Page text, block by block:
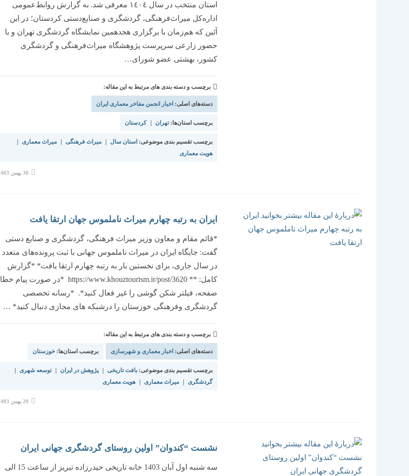
استان منتخب در سال ١٤٠٤ معرفی شد. به گزارش روابط‌عمومی
اداره‌کل میراث‌فرهنگی، گردشگری و صنایع‌دستی کردستان؛ در این
آئین که هم‌زمان با برگزاری هجدهمین نمایشگاه گردشگری تهران و با
حضور زارعی سرپرست پژوهشگاه میراث‌فرهنگی و گردشگری
کشور، بهشتی عضو شورای…
برچسب و دسته بندی های مرتبط به این مقاله:
دسته‌های اصلی: اخبار انجمن مفاخر معماری ایران
برچسب استان‌ها:تهران کردستان
برچسب تقسیم بندی موضوعی: استان سال میراث فرهنگی میراث معماری
هویت معماری
نوشته
منتشر
30 بهمن 1403
ایران به رتبه چهارم میراث ناملموس جهان ارتقا یافت
*قائم مقام و معاون وزیر میراث فرهنگی، گردشگری و صنایع دستی
گفت: جایگاه ایران در میراث ناملموس جهانی با ثبت پرونده‌های متعدد
در سال جاری، برای نخستین بار به رتبه چهارم ارتقا یافت* *گزارش
کامل: ** https://www.khouztourism.ir/post/3620 *در صورت پیام‌ خطا
صفحه، فیلتر شکن گوشی را غیر فعال کنید*. *رسانه تخصصی
گردشگری و‌فرهنگی خوزستان را درشبکه های مجازی دنبال کنید* …
برچسب و دسته بندی های مرتبط به این مقاله:
دسته‌های اصلی: اخبار معماری و شهرسازی برچسب استان‌ها: خوزستان
برچسب تقسیم بندی موضوعی: بافت تاریخی پژوهش در ایران توسعه شهری
گردشگری
میراث معماری هویت معماری
نوشته
منتشر
20 بهمن 1403
نشست “کندوان” اولین روستای گردشگری جهانی ایران
سه شنبه اول آبان 1403 خانه تاریخی حیدرزاده تبریز از ساعت 15 الی